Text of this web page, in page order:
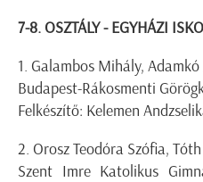
7-8. OSZTÁLY - EGYHÁZI
1. Galambos Mihály,
Budapest-Rákosmenti
Felkészítő: Kelemen
2. Orosz Teodóra Szófia,
Szent Imre Katolikus